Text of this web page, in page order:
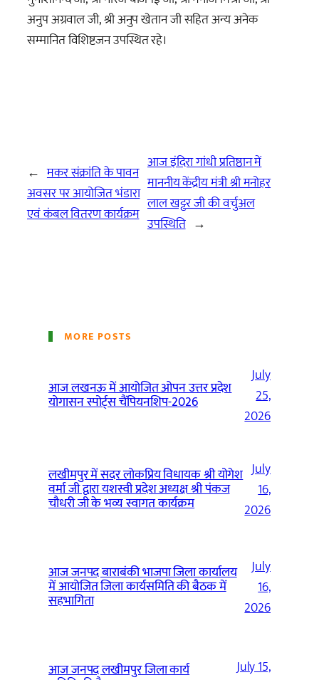
अनुप अग्रवाल जी, श्री अनुप खेतान जी सहित अन्य अनेक
सम्मानित विशिष्टजन उपस्थित रहे।
← मकर संक्रांति के पावन
अवसर पर आयोजित भंडारा
एवं कंबल वितरण कार्यक्रम
आज इंदिरा गांधी प्रतिष्ठान में
माननीय केंद्रीय मंत्री श्री मनोहर
लाल खट्टर जी की वर्चुअल
उपस्थिति →
MORE POSTS
आज लखनऊ में आयोजित ओपन उत्तर प्रदेश
योगासन स्पोर्ट्स चैंपियनशिप-2026
July
25,
2026
लखीमपुर में सदर लोकप्रिय विधायक श्री योगेश
वर्मा जी द्वारा यशस्वी प्रदेश अध्यक्ष श्री पंकज
चौधरी जी के भव्य स्वागत कार्यक्रम
July
16,
2026
आज जनपद बाराबंकी भाजपा जिला कार्यालय
में आयोजित जिला कार्यसमिति की बैठक में
सहभागिता
July
16,
2026
आज जनपद लखीमपुर जिला कार्य
July 15,